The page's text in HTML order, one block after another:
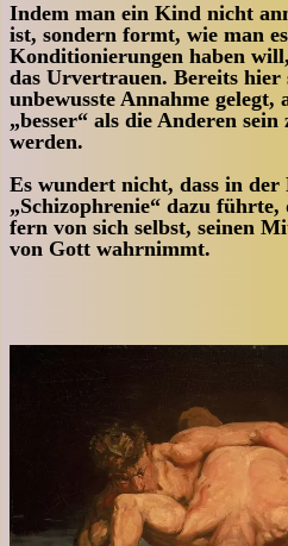
Indem man ein Kind nicht
ist, sondern formt, wie man
Konditionierungen haben
das Urvertrauen. Bereits
unbewusste Annahme gelegt,
„besser“ als die Anderen
werden.
Es wundert nicht, dass in der
„Schizophrenie“ dazu führte,
fern von sich selbst, seinen
von Gott wahrnimmt.